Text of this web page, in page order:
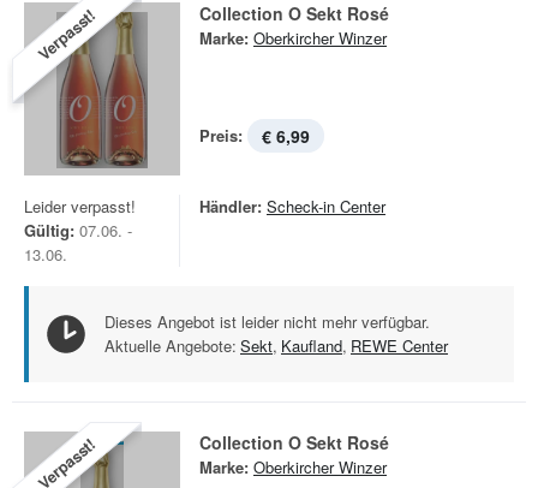
Verpasst! Collection O Sekt Rosé
Marke: Oberkircher Winzer
Preis: € 6,99
Leider verpasst!
Gültig: 07.06. -
13.06.
Händler: Scheck-in Center
Dieses Angebot ist leider nicht mehr verfügbar.
Aktuelle Angebote: Sekt, Kaufland, REWE Center
Verpasst! Collection O Sekt Rosé
Marke: Oberkircher Winzer